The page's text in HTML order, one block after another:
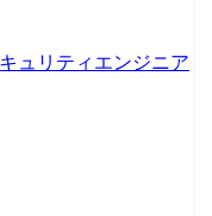
け、業務をお任せしま
の定義: システム構
はどういう設計にしたら
・プログラム実装(オブ
ンフラ設計 ・インフラ
キュリティエンジニア